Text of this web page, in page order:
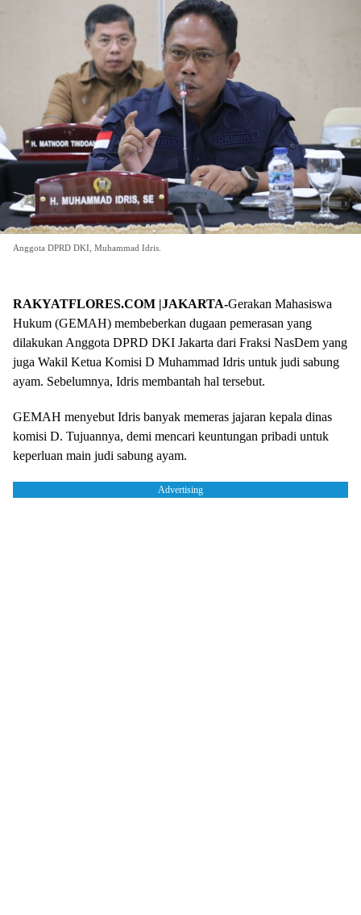
Anggota DPRD DKI, Muhammad Idris.
RAKYATFLORES.COM |JAKARTA-Gerakan Mahasiswa
Hukum (GEMAH) membeberkan dugaan pemerasan yang
dilakukan Anggota DPRD DKI Jakarta dari Fraksi NasDem yang
juga Wakil Ketua Komisi D Muhammad Idris untuk judi sabung
ayam. Sebelumnya, Idris membantah hal tersebut.
GEMAH menyebut Idris banyak memeras jajaran kepala dinas
komisi D. Tujuannya, demi mencari keuntungan pribadi untuk
keperluan main judi sabung ayam.
Advertising